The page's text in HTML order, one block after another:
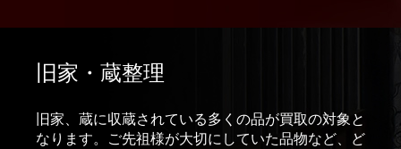
旧家・蔵整理
旧家、蔵に収蔵されている多くの品が買取の対象と
なります。ご先祖様が大切にしていた品物など、ど